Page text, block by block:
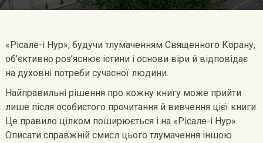
«Рісале-і Нур», будучи тлумаченням Священного Корану,
об’єктивно роз’яснює істини і основи віри й відповідає
на духовні потреби сучасної людини.
Найправильні рішення про кожну книгу може прийти
лише після особистого прочитання й вивчення цієї книги.
Це правило цілком поширюється і на «Рісале-і Нур».
Описати справжній смисл цього тлумачення іншою